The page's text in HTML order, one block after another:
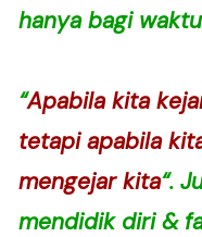
hanya bagi
“Apabila kita
tetapi apabila
mengejar kita“.
mendidik diri &